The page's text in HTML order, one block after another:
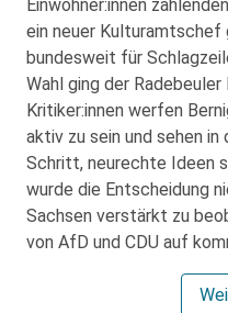
Einwohner:innen
ein neuer Kulturamtschef
bundesweit für
Wahl ging der Radebeuler
Kritiker:innen werfen
aktiv zu sein und sehen in
Schritt, neurechte Ideen
wurde die Entscheidung
Sachsen verstärkt zu
von AfD und CDU auf